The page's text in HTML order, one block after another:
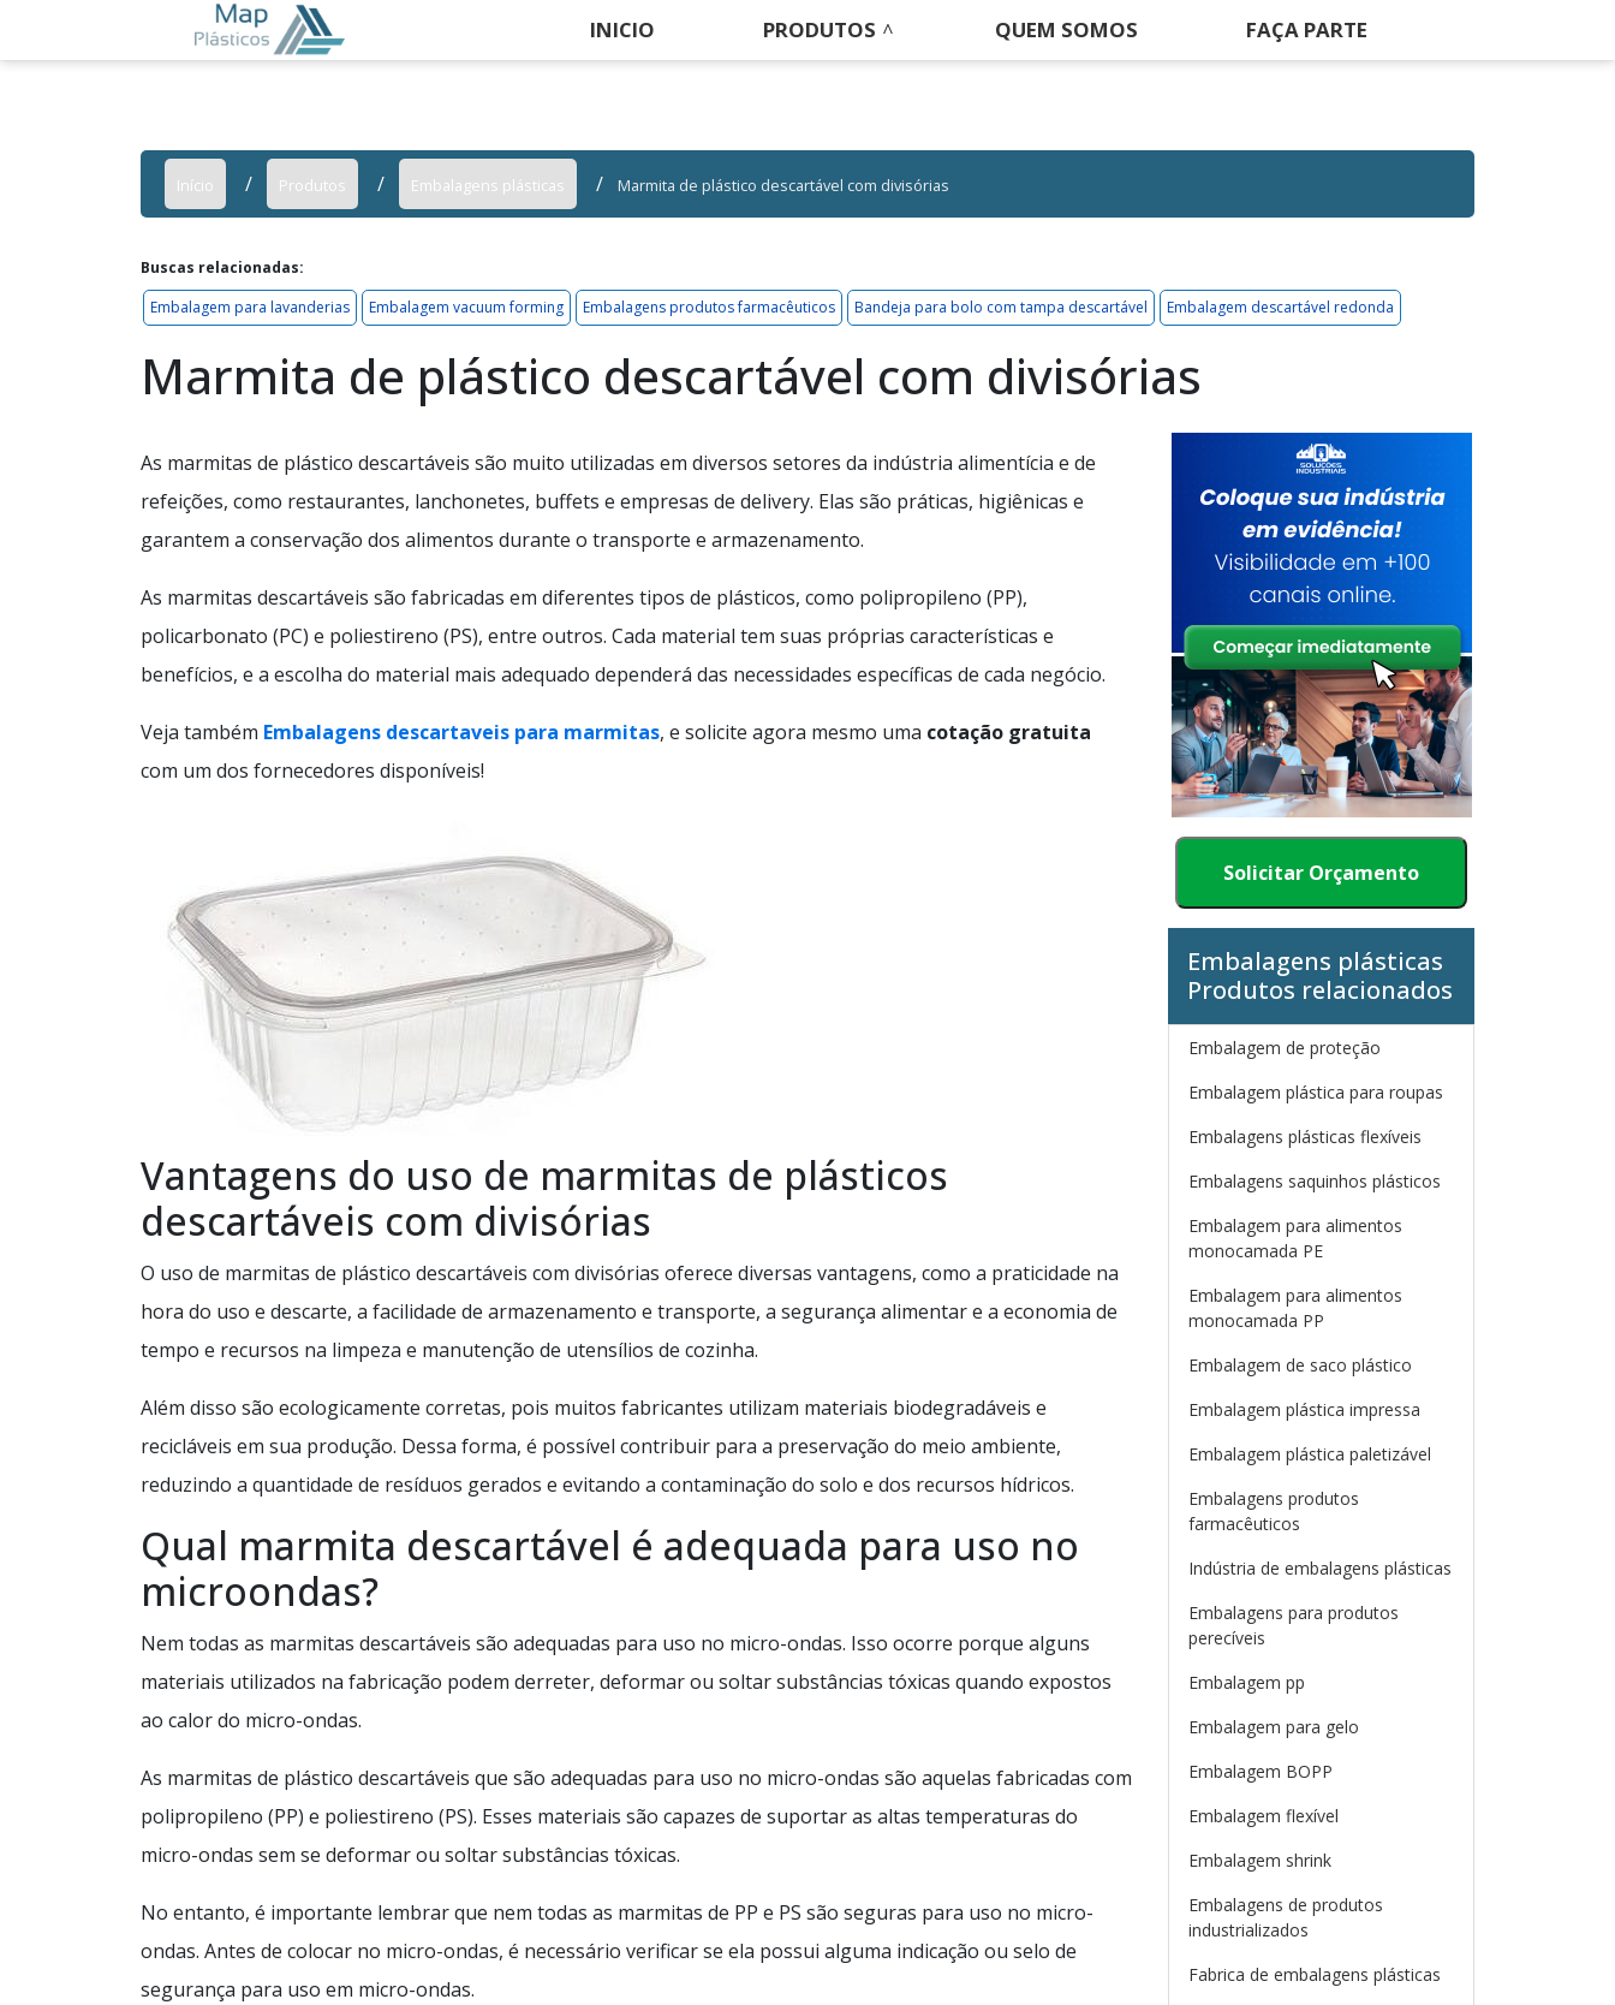
INICIO PRODUTOS QUEM SOMOS FAÇA PARTE
Início Produtos Embalagens plásticas Marmita de plástico descartável com divisórias
Buscas relacionadas:
Embalagem para lavanderias
Embalagem vacuum forming Embalagens produtos farmacêuticos Bandeja para bolo com tampa descartável Embalagem descartável redonda
Marmita de plástico descartável com divisórias
As marmitas de plástico descartáveis são muito utilizadas em diversos setores da indústria alimentícia e de
refeições, como restaurantes, lanchonetes, buffets e empresas de delivery. Elas são práticas, higiênicas e
garantem a conservação dos alimentos durante o transporte e armazenamento.
As marmitas descartáveis são fabricadas em diferentes tipos de plásticos, como polipropileno (PP),
policarbonato (PC) e poliestireno (PS), entre outros. Cada material tem suas próprias características e
benefícios, e a escolha do material mais adequado dependerá das necessidades específicas de cada negócio.
Veja também Embalagens descartaveis para marmitas, e solicite agora mesmo uma cotação gratuita
com um dos fornecedores disponíveis!
Vantagens do uso de marmitas de plásticos
descartáveis com divisórias
O uso de marmitas de plástico descartáveis com divisórias oferece diversas vantagens, como a praticidade na
hora do uso e descarte, a facilidade de armazenamento e transporte, a segurança alimentar e a economia de
tempo e recursos na limpeza e manutenção de utensílios de cozinha.
Além disso são ecologicamente corretas, pois muitos fabricantes utilizam materiais biodegradáveis e
recicláveis em sua produção. Dessa forma, é possível contribuir para a preservação do meio ambiente,
reduzindo a quantidade de resíduos gerados e evitando a contaminação do solo e dos recursos hídricos.
Qual marmita descartável é adequada para uso no
microondas?
Nem todas as marmitas descartáveis são adequadas para uso no micro-ondas. Isso ocorre porque alguns
materiais utilizados na fabricação podem derreter, deformar ou soltar substâncias tóxicas quando expostos
ao calor do micro-ondas.
As marmitas de plástico descartáveis que são adequadas para uso no micro-ondas são aquelas fabricadas com
polipropileno (PP) e poliestireno (PS). Esses materiais são capazes de suportar as altas temperaturas do
micro-ondas sem se deformar ou soltar substâncias tóxicas.
No entanto, é importante lembrar que nem todas as marmitas de PP e PS são seguras para uso no micro-
ondas. Antes de colocar no micro-ondas, é necessário verificar se ela possui alguma indicação ou selo de
segurança para uso em micro-ondas.
Solicitar Orçamento
Embalagens plásticas
Produtos relacionados
Embalagem de proteção
Embalagem plástica para roupas
Embalagens plásticas flexíveis
Embalagens saquinhos plásticos
Embalagem para alimentos
monocamada PE
Embalagem para alimentos
monocamada PP
Embalagem de saco plástico
Embalagem plástica impressa
Embalagem plástica paletizável
Embalagens produtos
farmacêuticos
Indústria de embalagens plásticas
Embalagens para produtos
perecíveis
Embalagem pp
Embalagem para gelo
Embalagem BOPP
Embalagem flexível
Embalagem shrink
Embalagens de produtos
industrializados
Fabrica de embalagens plásticas